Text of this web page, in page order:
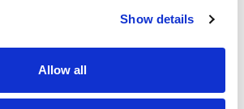
Show details
Allow all
aan te maken.